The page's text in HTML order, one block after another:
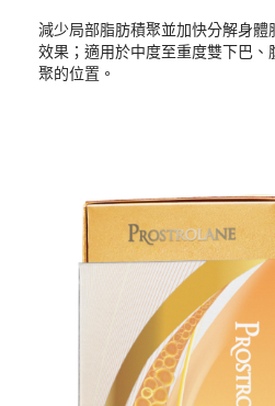
減少局部脂肪積聚並加快分解身
效果；適用於中度至重度雙下巴
聚的位置。